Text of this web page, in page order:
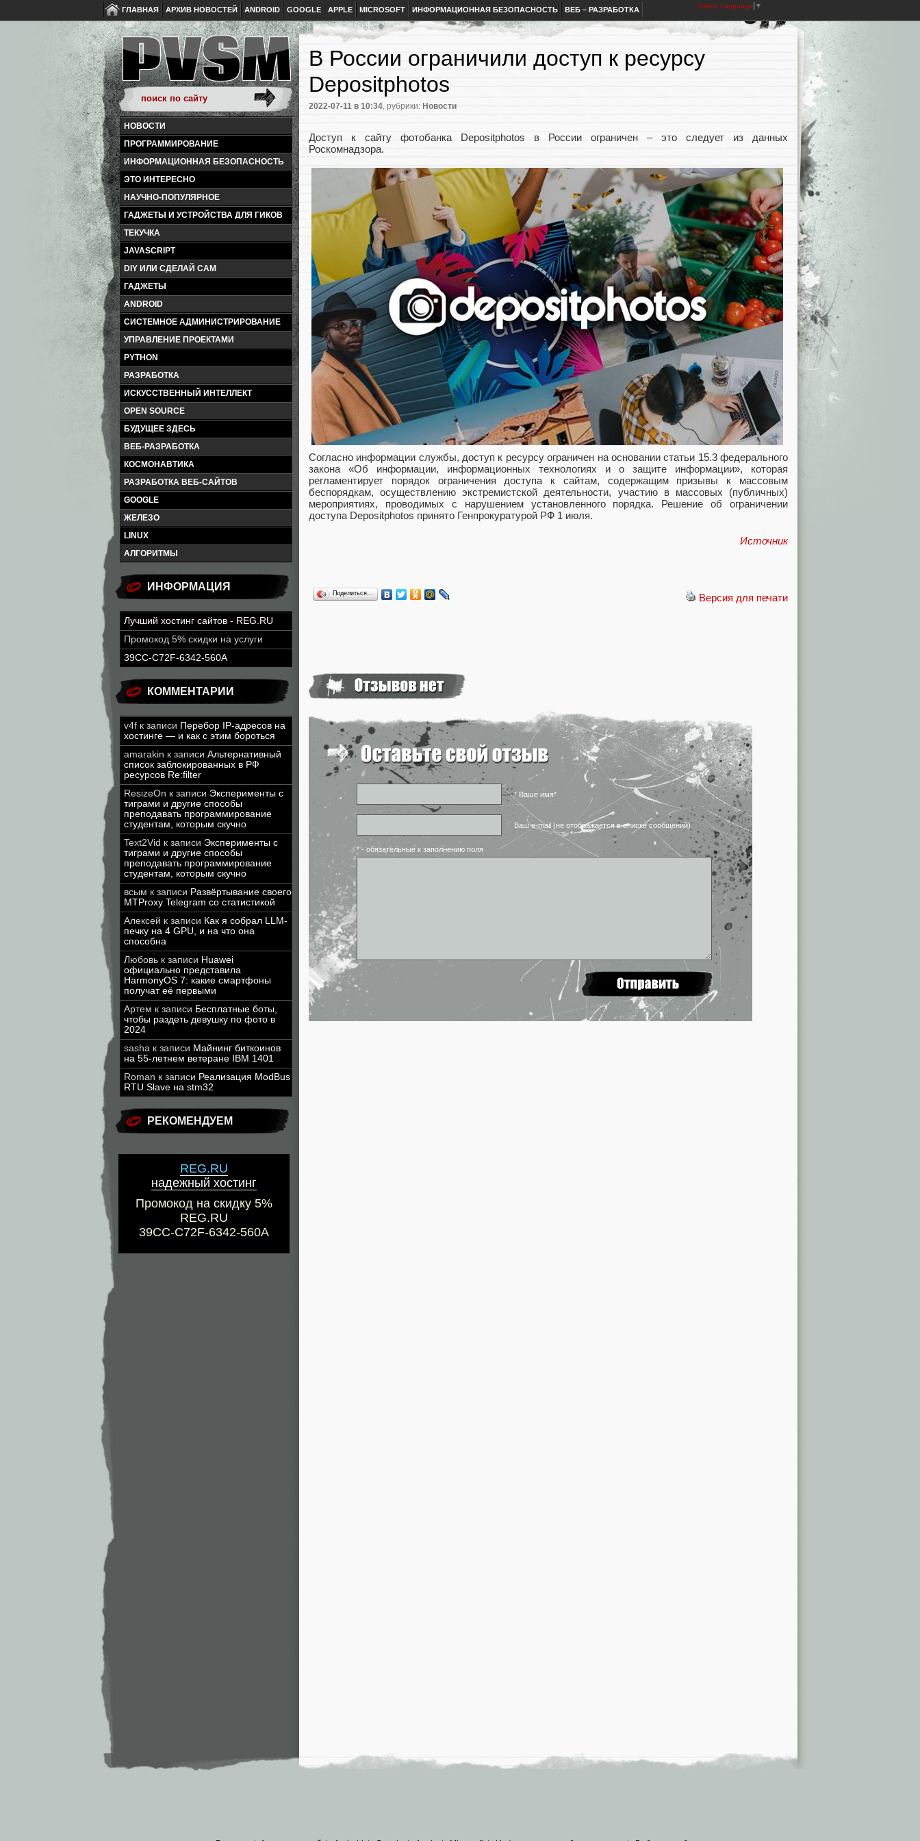
ГЛАВНАЯ АРХИВ НОВОСТЕЙ ANDROID GOOGLE APPLE MICROSOFT ИНФОРМАЦИОННАЯ БЕЗОПАСНОСТЬ ВЕБ – РАЗРАБОТКА Select Language ▼
НОВОСТИ
ПРОГРАММИРОВАНИЕ
ИНФОРМАЦИОННАЯ БЕЗОПАСНОСТЬ
ЭТО ИНТЕРЕСНО
НАУЧНО-ПОПУЛЯРНОЕ
ГАДЖЕТЫ И УСТРОЙСТВА ДЛЯ ГИКОВ
ТЕКУЧКА
JAVASCRIPT
DIY ИЛИ СДЕЛАЙ САМ
ГАДЖЕТЫ
ANDROID
СИСТЕМНОЕ АДМИНИСТРИРОВАНИЕ
УПРАВЛЕНИЕ ПРОЕКТАМИ
PYTHON
РАЗРАБОТКА
ИСКУССТВЕННЫЙ ИНТЕЛЛЕКТ
OPEN SOURCE
БУДУЩЕЕ ЗДЕСЬ
ВЕБ-РАЗРАБОТКА
КОСМОНАВТИКА
РАЗРАБОТКА ВЕБ-САЙТОВ
GOOGLE
ЖЕЛЕЗО
LINUX
АЛГОРИТМЫ
ИНФОРМАЦИЯ
Лучший хостинг сайтов - REG.RU
Промокод 5% скидки на услуги
39CC-C72F-6342-560A
КОММЕНТАРИИ
v4f к записи Перебор IP-адресов на
хостинге — и как с этим бороться
amarakin к записи Альтернативный
список заблокированных в РФ
ресурсов Re:filter
ResizeOn к записи Эксперименты с
тиграми и другие способы
преподавать программирование
студентам, которым скучно
Text2Vid к записи Эксперименты с
тиграми и другие способы
преподавать программирование
студентам, которым скучно
всым к записи Развёртывание своего
MTProxy Telegram со статистикой
Алексей к записи Как я собрал LLM-
печку на 4 GPU, и на что она
способна
Любовь к записи Huawei
официально представила
HarmonyOS 7: какие смартфоны
получат её первыми
Артем к записи Бесплатные боты,
чтобы раздеть девушку по фото в
2024
sasha к записи Майнинг биткоинов
на 55-летнем ветеране IBM 1401
Roman к записи Реализация ModBus
RTU Slave на stm32
РЕКОМЕНДУЕМ
REG.RU
надежный хостинг
Промокод на скидку 5%
REG.RU
39CC-C72F-6342-560A
В России ограничили доступ к ресурсу
Depositphotos
2022-07-11 в 10:34, рубрики: Новости
Доступ к сайту фотобанка Depositphotos в России ограничен – это следует из данных
Роскомнадзора.
Согласно информации службы, доступ к ресурсу ограничен на основании статьи 15.3 федерального
закона «Об информации, информационных технологиях и о защите информации», которая
регламентирует порядок ограничения доступа к сайтам, содержащим призывы к массовым
беспорядкам, осуществлению экстремистской деятельности, участию в массовых (публичных)
мероприятиях, проводимых с нарушением установленного порядка. Решение об ограничении
доступа Depositphotos принято Генпрокуратурой РФ 1 июля.
Источник
Версия для печати
Поделиться…
* Ваше имя*
Ваш e-mail (не отображается в списке сообщений)
* - обязательные к заполнению поля